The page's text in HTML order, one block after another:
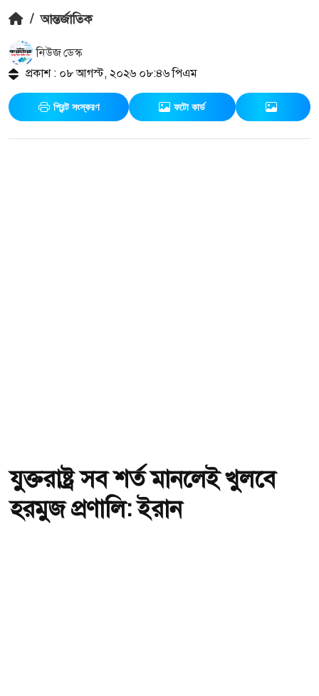
/ আন্তর্জাতিক
নিউজ ডেস্ক
প্রকাশ : ০৮ আগস্ট, ২০২৬ ০৮:৪৬ পিএম
প্রিন্ট সংস্করণ ফটো কার্ড
যুক্তরাষ্ট্র সব শর্ত মানলেই খুলবে
হরমুজ প্রণালি: ইরান